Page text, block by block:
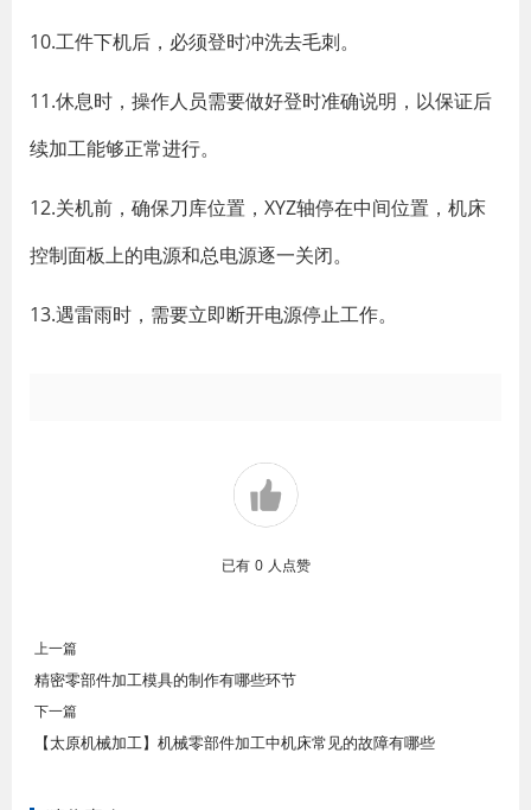
10.工件下机后，必须登时冲洗去毛刺。
11.休息时，操作人员需要做好登时准确说明，以保证后
续加工能够正常进行。
12.关机前，确保刀库位置，XYZ轴停在中间位置，机床
控制面板上的电源和总电源逐一关闭。
13.遇雷雨时，需要立即断开电源停止工作。
已有 0 人点赞
上一篇
精密零部件加工模具的制作有哪些环节
下一篇
【太原机械加工】机械零部件加工中机床常见的故障有哪些